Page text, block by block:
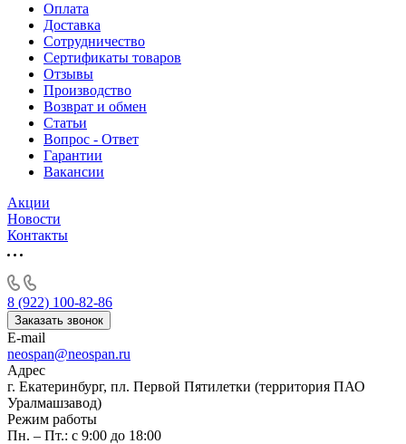
Оплата
Доставка
Сотрудничество
Сертификаты товаров
Отзывы
Производство
Возврат и обмен
Статьи
Вопрос - Ответ
Гарантии
Вакансии
Акции
Новости
Контакты
8 (922) 100-82-86
Заказать звонок
E-mail
neospan@neospan.ru
Адрес
г. Екатеринбург, пл. Первой Пятилетки (территория ПАО
Уралмашзавод)
Режим работы
Пн. – Пт.: с 9:00 до 18:00